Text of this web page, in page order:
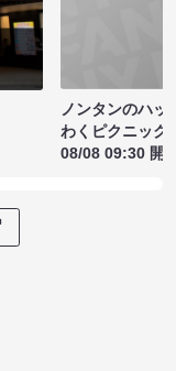
ノンタンのハッ
わくピクニック
08/08 09:30 開